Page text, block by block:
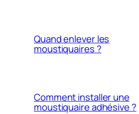
Quand enlever les
moustiquaires ?
Comment installer une
moustiquaire adhésive ?